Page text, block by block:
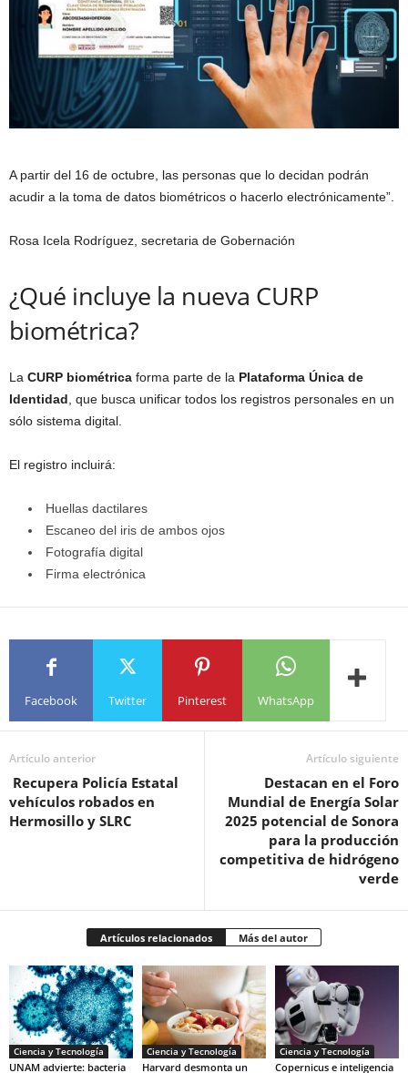
A partir del 16 de octubre, las personas que lo decidan podrán
acudir a la toma de datos biométricos o hacerlo electrónicamente”.
Rosa Icela Rodríguez, secretaria de Gobernación
¿Qué incluye la nueva CURP
biométrica?
La CURP biométrica forma parte de la Plataforma Única de
Identidad , que busca unificar todos los registros personales en un
sólo sistema digital.
El registro incluirá:
Huellas dactilares
Escaneo del iris de ambos ojos
Fotografía digital
Firma electrónica
Facebook Twitter Pinterest WhatsApp
Artículo anterior
Recupera Policía Estatal
vehículos robados en
Hermosillo y SLRC
Artículo siguiente
Destacan en el Foro
Mundial de Energía Solar
2025 potencial de Sonora
para la producción
competitiva de hidrógeno
verde
Artículos relacionados Más del autor
Ciencia y Tecnología
UNAM advierte: bacteria
Ciencia y Tecnología
Harvard desmonta un
Ciencia y Tecnología
Copernicus e inteligencia